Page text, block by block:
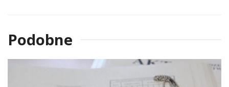
Podobne